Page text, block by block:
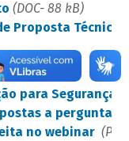
(DOC- 88 kB)
Proposta Técnica
para Segurança
a
no webinar